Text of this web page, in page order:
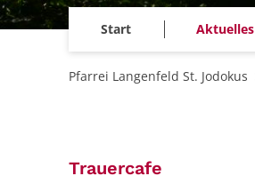
Start Aktuelles
Pfarrei Langenfeld St. Jodokus
Trauercafe